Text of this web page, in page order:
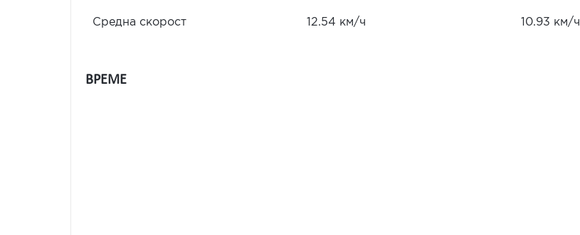
Средна скорост 12.54 км/ч 10.93 км/ч
ВРЕМЕ